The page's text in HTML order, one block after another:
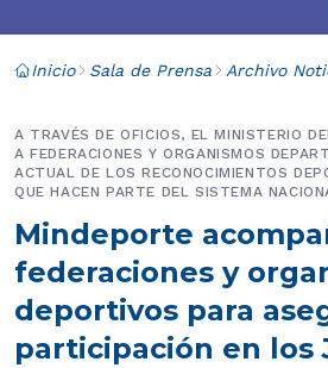
Inicio Sala de Prensa Archivo
Mindeporte
federaciones y
deportivos para
participación en los
A TRAVÉS DE OFICIOS, EL MINISTERIO
A FEDERACIONES Y ORGANISMOS
ACTUAL DE LOS RECONOCIMIENTOS
QUE HACEN PARTE DEL SISTEMA